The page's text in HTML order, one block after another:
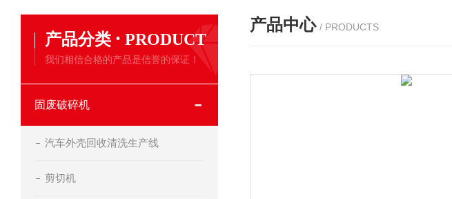
产品分类 · PRODUCT
我们相信合格的产品是信誉的保证！
固废破碎机
汽车外壳回收清洗生产线
剪切机
产品中心 / PRODUCTS